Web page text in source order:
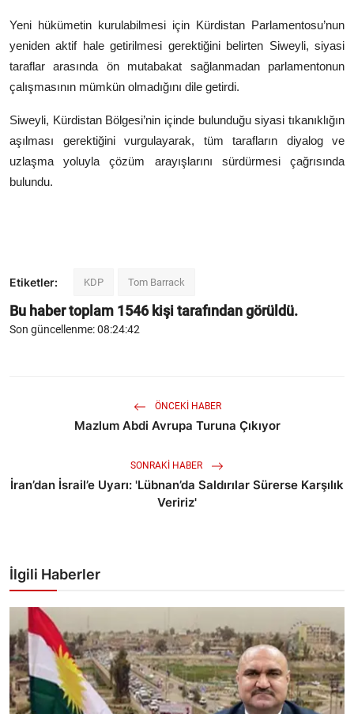
Yeni hükümetin kurulabilmesi için Kürdistan Parlamentosu’nun
yeniden aktif hale getirilmesi gerektiğini belirten Siweyli, siyasi
taraflar arasında ön mutabakat sağlanmadan parlamentonun
çalışmasının mümkün olmadığını dile getirdi.
Siweyli, Kürdistan Bölgesi’nin içinde bulunduğu siyasi tıkanıklığın
aşılması gerektiğini vurgulayarak, tüm tarafların diyalog ve
uzlaşma yoluyla çözüm arayışlarını sürdürmesi çağrısında
bulundu.
Etiketler: KDP Tom Barrack
Bu haber toplam 1546kişi tarafından görüldü.
Son güncellenme: 08:24:42
ÖNCEKI HABER
Mazlum Abdi Avrupa Turuna Çıkıyor
SONRAKI HABER
İran’dan İsrail’e Uyarı: 'Lübnan’da Saldırılar Sürerse Karşılık
Veririz'
İlgili Haberler